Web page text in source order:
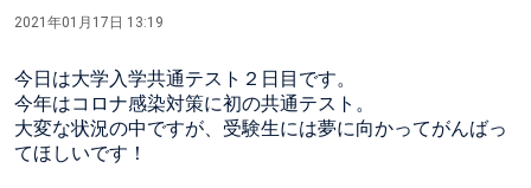
2021年01月17日 13:19
今日は大学入学共通テスト２日目です。
今年はコロナ感染対策に初の共通テスト。
大変な状況の中ですが、受験生には夢に向かってがんばっ
てほしいです！